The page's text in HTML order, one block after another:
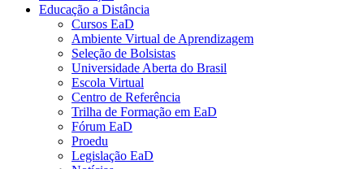
Educação a Distância
Cursos EaD
Ambiente Virtual de Aprendizagem
Seleção de Bolsistas
Universidade Aberta do Brasil
Escola Virtual
Centro de Referência
Trilha de Formação em EaD
Fórum EaD
Proedu
Legislação EaD